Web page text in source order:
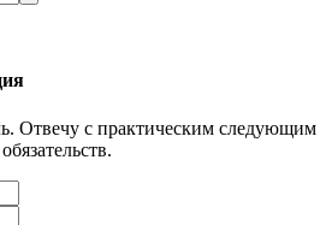
Отвечу с практическим следующим